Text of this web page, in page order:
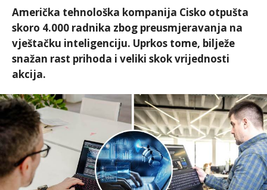
Američka tehnološka kompanija Cisko otpušta
skoro 4.000 radnika zbog preusmjeravanja na
vještačku inteligenciju. Uprkos tome, bilježe
snažan rast prihoda i veliki skok vrijednosti
akcija.